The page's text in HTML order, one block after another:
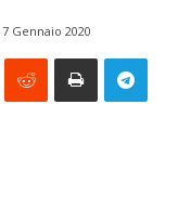
7 Gennaio 2020